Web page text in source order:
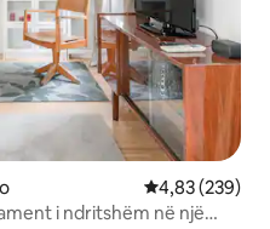
Vlerësimi
4,83 (239)
i ndritshëm në një